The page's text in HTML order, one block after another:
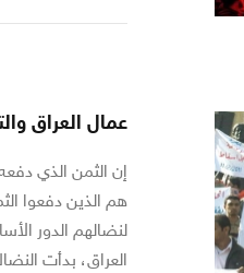
عمال العراق
إن الثمن الذي
هم الذين دفعوا
لنضالهم الدور
العراق، بدأت